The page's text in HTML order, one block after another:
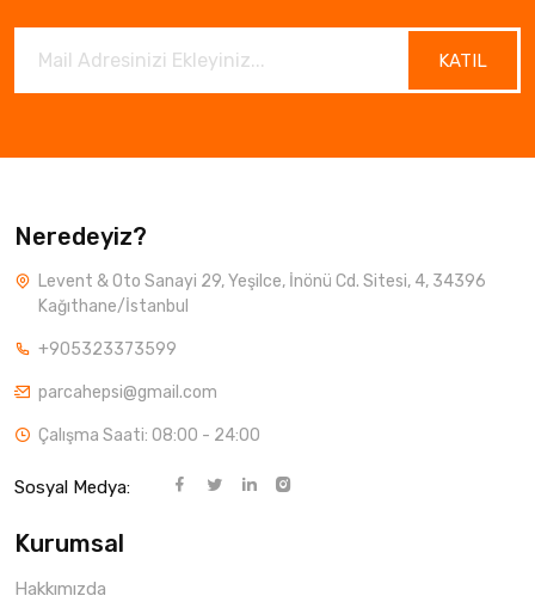
KATIL
Neredeyiz?
Levent & Oto Sanayi 29, Yeşilce, İnönü Cd. Sitesi, 4, 34396
Kağıthane/İstanbul
+905323373599
parcahepsi@gmail.com
Çalışma Saati: 08:00 - 24:00
Sosyal Medya:
Kurumsal
Hakkımızda